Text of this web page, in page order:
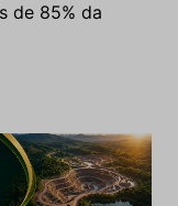
de 85% da